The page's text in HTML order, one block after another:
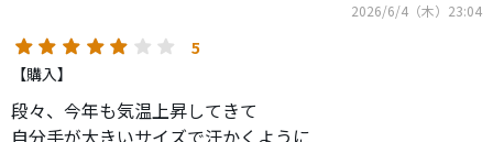
2026/6/4（木）23:04
5
【購入】
段々、今年も気温上昇してきて
自分手が大きいサイズで汗かくように